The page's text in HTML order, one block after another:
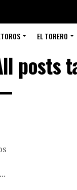
EL TORERO
posts